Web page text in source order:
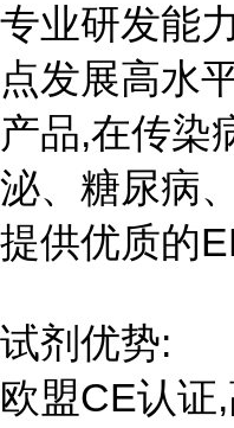
专业研发能
点发展高水
产品,在传染
泌、糖尿病
提供优质的
试剂优势:
欧盟CE认证